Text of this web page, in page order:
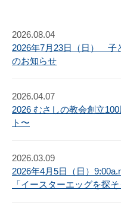
2026.08.04
2026年7月23日（日） 子
のお知らせ
2026.04.07
2026 むさしの教会創立
ト〜
2026.03.09
2026年4月5日（日）
「イースターエッグを探そ